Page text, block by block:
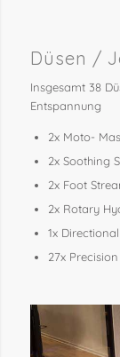
Düsen /
Insgesamt 38
Entspannung
2x Moto-
2x Soothing
2x Foot
2x Rotary
1x
27x Precision